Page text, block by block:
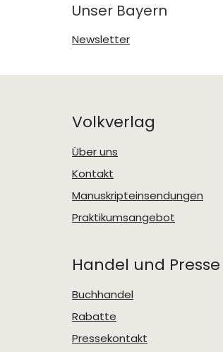
Unser Bayern
Newsletter
Volkverlag
Über uns
Kontakt
Manuskripteinsendungen
Praktikumsangebot
Handel und Presse
Buchhandel
Rabatte
Pressekontakt